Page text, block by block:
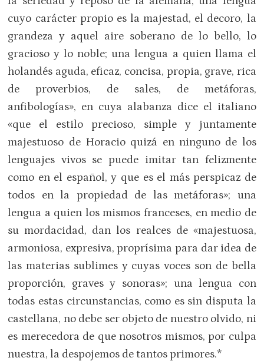
cuyo carácter propio es la majestad, el decoro, la
grandeza y aquel aire soberano de lo bello, lo
gracioso y lo noble; una lengua a quien llama el
holandés aguda, eficaz, concisa, propia, grave, rica
de proverbios, de sales, de metáforas,
anfibologías», en cuya alabanza dice el italiano
«que el estilo precioso, simple y juntamente
majestuoso de Horacio quizá en ninguno de los
lenguajes vivos se puede imitar tan felizmente
como en el español, y que es el más perspicaz de
todos en la propiedad de las metáforas»; una
lengua a quien los mismos franceses, en medio de
su mordacidad, dan los realces de «majestuosa,
armoniosa, expresiva, proprísima para dar idea de
las materias sublimes y cuyas voces son de bella
proporción, graves y sonoras»; una lengua con
todas estas circunstancias, como es sin disputa la
castellana, no debe ser objeto de nuestro olvido, ni
es merecedora de que nosotros mismos, por culpa
nuestra, la despojemos de tantos primores.*